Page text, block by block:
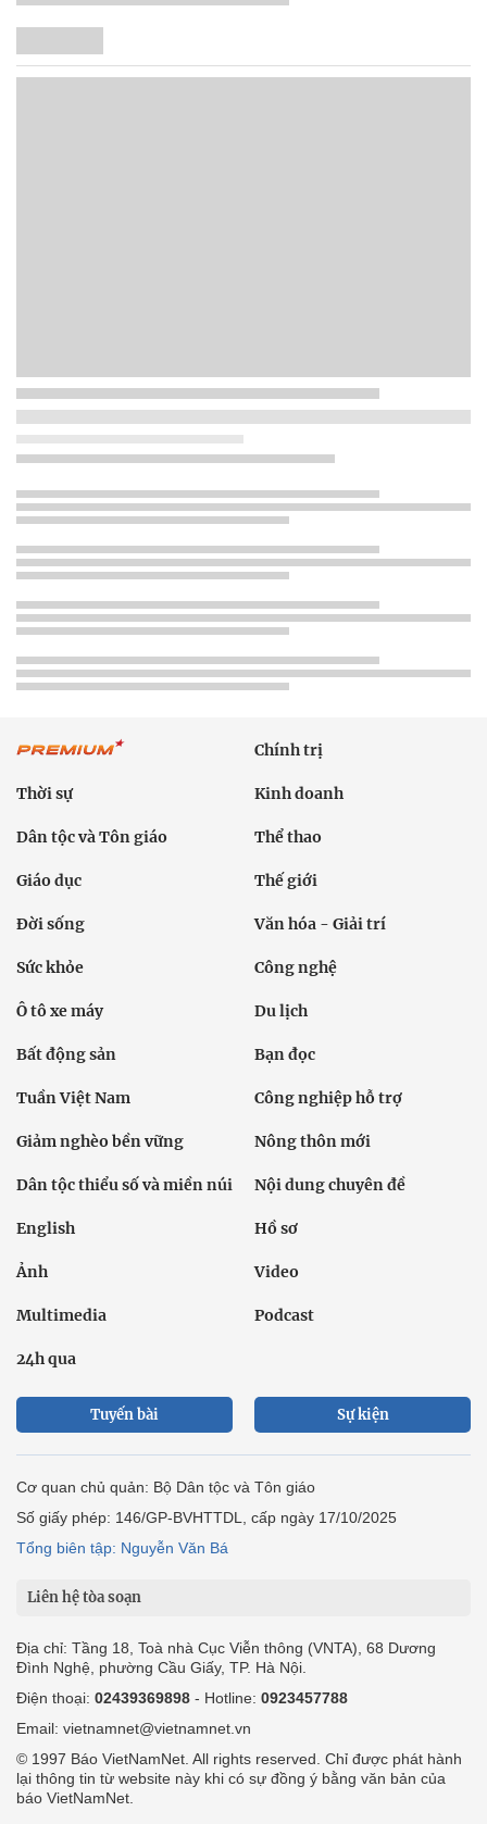
Chính trị
Thời sự Kinh doanh
Dân tộc và Tôn giáo Thể thao
Giáo dục Thế giới
Đời sống Văn hóa - Giải trí
Sức khỏe Công nghệ
Ô tô xe máy Du lịch
Bất động sản Bạn đọc
Tuần Việt Nam Công nghiệp hỗ trợ
Giảm nghèo bền vững Nông thôn mới
Dân tộc thiểu số và miền núi Nội dung chuyên đề
English Hồ sơ
Ảnh Video
Multimedia Podcast
24h qua
Tuyến bài Sự kiện
Cơ quan chủ quản: Bộ Dân tộc và Tôn giáo
Số giấy phép: 146/GP-BVHTTDL, cấp ngày 17/10/2025
Tổng biên tập: Nguyễn Văn Bá
Liên hệ tòa soạn
Địa chỉ: Tầng 18, Toà nhà Cục Viễn thông (VNTA), 68 Dương
Đình Nghệ, phường Cầu Giấy, TP. Hà Nội.
Điện thoại: 02439369898 - Hotline: 0923457788
Email: vietnamnet@vietnamnet.vn
© 1997 Báo VietNamNet. All rights reserved. Chỉ được phát hành
lại thông tin từ website này khi có sự đồng ý bằng văn bản của
báo VietNamNet.